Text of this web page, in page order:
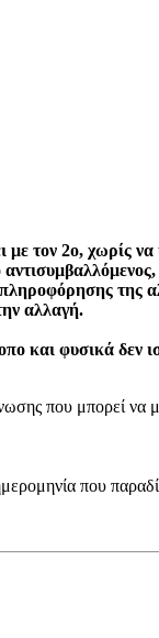
τον 2ο, χωρίς
αλλαγή.
και φυσικά
που μπορεί να
που